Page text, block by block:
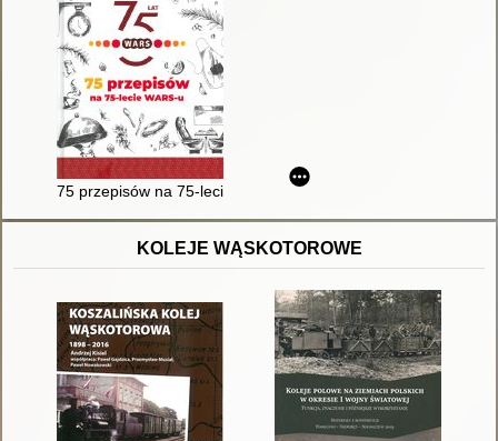
75 przepisów na 75-lecie WARS-u
KOLEJE WĄSKOTOROWE